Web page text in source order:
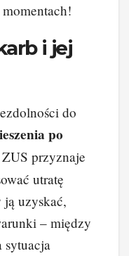
i jej
do
po
przyznaje
utratę
uzyskać,
– między
sytuacja